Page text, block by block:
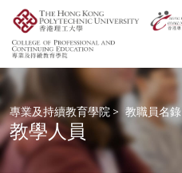
專業及持續教育學院 > 教職員名錄
教學人員